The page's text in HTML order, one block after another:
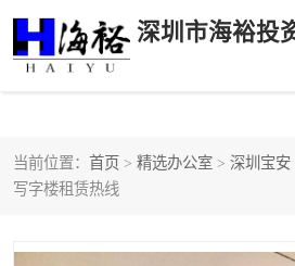
当前位置： 首页 > 精选办公室 > 深圳宝安
写字楼租赁热线
后海